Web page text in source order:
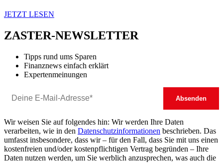
JETZT LESEN
ZASTER-NEWSLETTER
Tipps rund ums Sparen
Finanznews einfach erklärt
Expertenmeinungen
Wir weisen Sie auf folgendes hin: Wir werden Ihre Daten
verarbeiten, wie in den Datenschutzinformationen beschrieben. Das
umfasst insbesondere, dass wir – für den Fall, dass Sie mit uns einen
kostenfreien und/oder kostenpflichtigen Vertrag begründen – Ihre
Daten nutzen werden, um Sie werblich anzusprechen, was auch die